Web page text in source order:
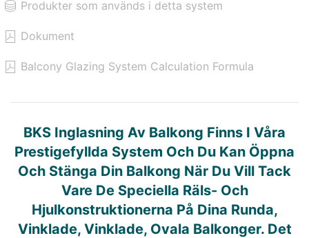
Produkter som används i detta system
Dokument
Balcony Glazing System Calculation Formula
BKS Inglasning Av Balkong Finns I Våra
Prestigefyllda System Och Du Kan Öppna
Och Stänga Din Balkong När Du Vill Tack
Vare De Speciella Räls- Och
Hjulkonstruktionerna På Dina Runda,
Vinklade, Vinklade, Ovala Balkonger. Det